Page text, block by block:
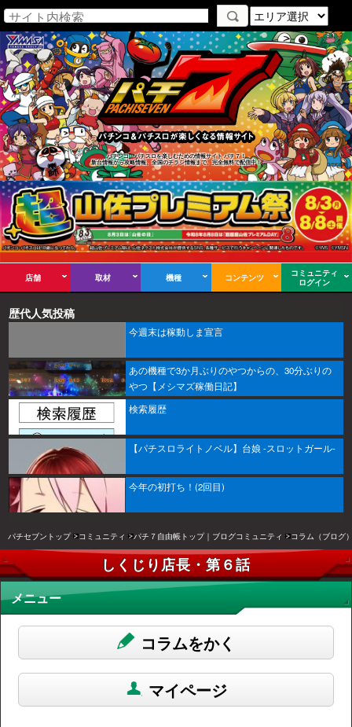
パチンコ・パチスロを楽しむための情報サイト パチ７！
新台情報から攻略情報、全国のチラシ情報まで、完全無料で配信中！
店舗 取材 機種 コンテンツ
コミュニティ
ログイン
歴代人気投稿
今週末は稼動しま宣言
あの機種で3か月ぶりのやつからの、30分ぶりの
やつ【メシマズ稼働日記】
検索履歴
【パチスロライトノベル】台娘 -スロットガール-
今年の初打ち！(2回目)
パチセブントップ コミュニティ パチ７自由帳トップ｜ブログコミュニティ コラム（ブログ
しくじり店長・第６話
メニュー
コラムをかく
マイページ